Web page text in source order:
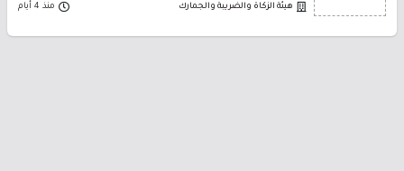
هيئة الزكاة والضريبة والجمارك منذ 4 أيام